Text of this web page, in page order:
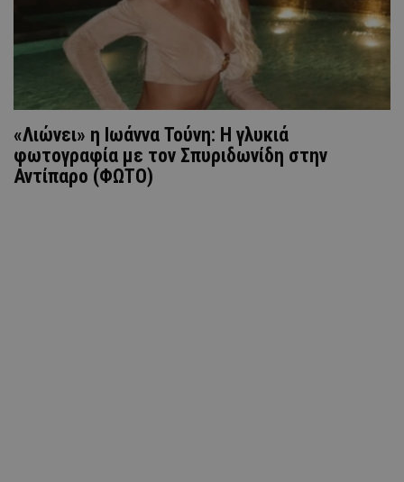
«Λιώνει» η Ιωάννα Τούνη: Η γλυκιά
φωτογραφία με τον Σπυριδωνίδη στην
Αντίπαρο (ΦΩΤΟ)